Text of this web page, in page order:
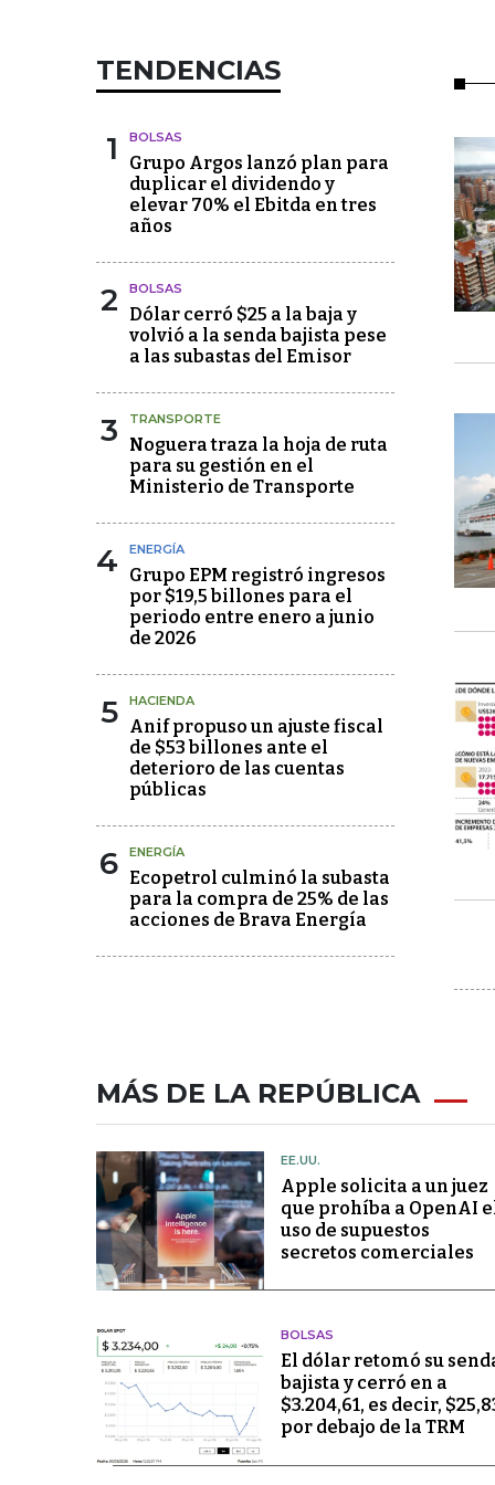
TENDENCIAS
1 BOLSAS
Grupo Argos lanzó plan para
duplicar el dividendo y
elevar 70% el Ebitda en tres
años
2 BOLSAS
Dólar cerró $25 a la baja y
volvió a la senda bajista pese
a las subastas del Emisor
3 TRANSPORTE
Noguera traza la hoja de ruta
para su gestión en el
Ministerio de Transporte
4 ENERGÍA
Grupo EPM registró ingresos
por $19,5 billones para el
periodo entre enero a junio
de 2026
5 HACIENDA
Anif propuso un ajuste fiscal
de $53 billones ante el
deterioro de las cuentas
públicas
6 ENERGÍA
Ecopetrol culminó la subasta
para la compra de 25% de las
acciones de Brava Energía
MÁS DE LA REPÚBLICA
EE.UU.
Apple solicita a un juez
que prohíba a OpenAI
uso de supuestos
secretos comerciales
BOLSAS
El dólar retomó su
bajista y cerró en a
$3.204,61, es decir,
por debajo de la TRM